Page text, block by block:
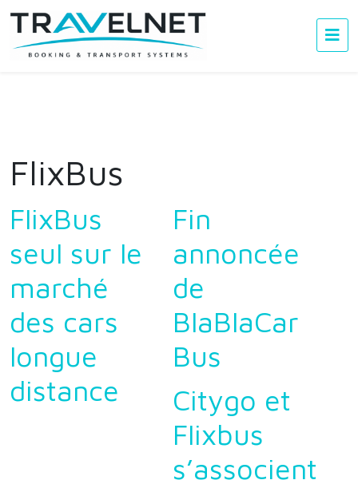
FlixBus
FlixBus
seul sur le
marché
des cars
longue
distance
Fin
annoncée
de
BlaBlaCar
Bus
Citygo et
Flixbus
s’associent